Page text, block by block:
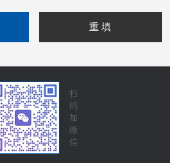
扫
码
加
微
信